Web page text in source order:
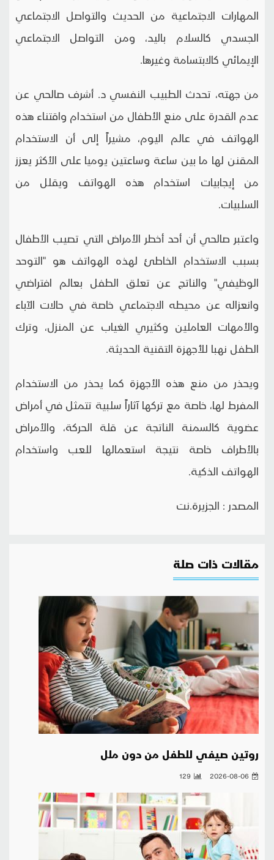
المهارات الاجتماعية من الحديث والتواصل الاجتماعي
الجسدي كالسلام باليد، ومن التواصل الاجتماعي
الإيمائي كالابتسامة وغيرها.
من جهته، تحدث الطبيب النفسي د. أشرف صالحي عن
عدم القدرة على منع الأطفال من استخدام واقتناء هذه
الهواتف في عالم اليوم، مشيراً إلى أن الاستخدام
المقنن لها ما بين ساعة وساعتين يوميا على الأكثر يعزز
من إيجابيات استخدام هذه الهواتف ويقلل من
السلبيات.
واعتبر صالحي أن أحد أخطر الأمراض التي تصيب الأطفال
بسبب الاستخدام الخاطئ لهذه الهواتف هو "التوحد
الوظيفي" والناتج عن تعلق الطفل بعالم افتراضي
وانعزاله عن محيطه الاجتماعي خاصة في حالات الآباء
والأمهات العاملين وكثيري الغياب عن المنزل، وترك
الطفل نهبا للأجهزة التقنية الحديثة.
ويحذر من منع هذه الأجهزة كما يحذر من الاستخدام
المفرط لها، خاصة مع تركها آثاراً سلبية تتمثل في أمراض
عضوية كالسمنة الناتجة عن قلة الحركة، والأمراض
بالأطراف خاصة نتيجة استعمالها للعب واستخدام
الهواتف الذكية.
المصدر : الجزيرة.نت
مقالات ذات صلة
روتين صيفي للطفل من دون ملل
2026-08-06
129